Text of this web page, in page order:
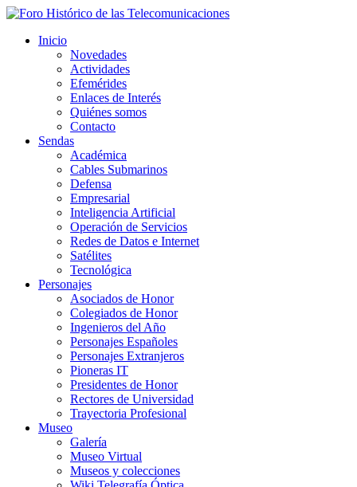
Inicio
Novedades
Actividades
Efemérides
Enlaces de Interés
Quiénes somos
Contacto
Sendas
Académica
Cables Submarinos
Defensa
Empresarial
Inteligencia Artificial
Operación de Servicios
Redes de Datos e Internet
Satélites
Tecnológica
Personajes
Asociados de Honor
Colegiados de Honor
Ingenieros del Año
Personajes Españoles
Personajes Extranjeros
Pioneras IT
Presidentes de Honor
Rectores de Universidad
Trayectoria Profesional
Museo
Galería
Museo Virtual
Museos y colecciones